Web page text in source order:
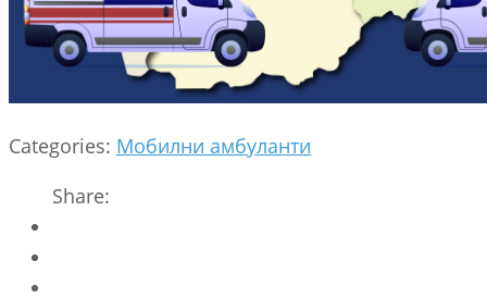
Categories: Мобилни амбуланти
Share: